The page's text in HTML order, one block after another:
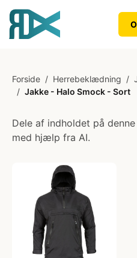
Forside / Herrebeklædning /
/ Jakke - Halo Smock - Sort
Dele af indholdet på
med hjælp fra AI.